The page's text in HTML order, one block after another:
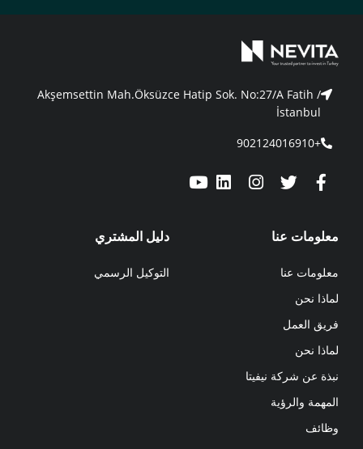
Akşemsettin Mah.Öksüzce Hatip Sok. No:27/A Fatih /
İstanbul
+902124016910
معلومات عنا
معلومات عنا
لماذا نحن
فريق العمل
لماذا نحن
نبذة عن شركة نيفيتا
المهمة والرؤية
وظائف
دليل المشتري
التوكيل الرسمي